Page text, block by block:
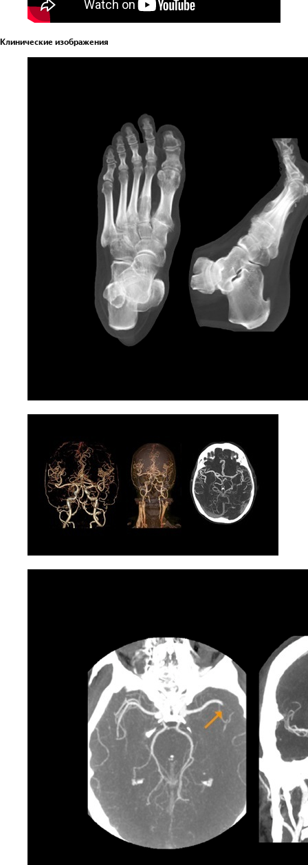
Клинические изображения
Политика
конфиденциальности
Для клиента
Партнеры
Адрес
Узбекистан, Ташкент, Шайхантахурский
район, Лабзак (Ц-13) ж/м, ул.
Зульфияхоним, 18, 100128
Почта
info.uz@diatech-sa.com
Телефон
+998(78)140-18-68
Офисный номер:
+998(90)350-03-38
Сервисный номер:
Представительство «Diatech S.A.» © 2008 - 2023.
Сайт носит информационный характер и не
является публичной офертой
Разработка и продвижение в Future-group